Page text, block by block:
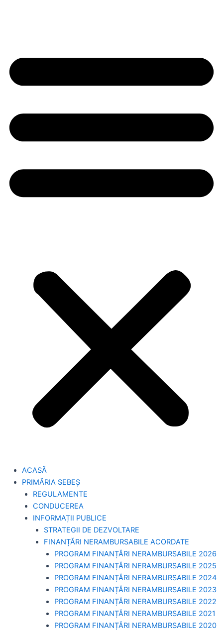
ACASĂ
PRIMĂRIA SEBEȘ
REGULAMENTE
CONDUCEREA
INFORMAȚII PUBLICE
STRATEGII DE DEZVOLTARE
FINANȚĂRI NERAMBURSABILE ACORDATE
PROGRAM FINANȚĂRI NERAMBURSABILE 2026
PROGRAM FINANȚĂRI NERAMBURSABILE 2025
PROGRAM FINANȚĂRI NERAMBURSABILE 2024
PROGRAM FINANȚĂRI NERAMBURSABILE 2023
PROGRAM FINANȚĂRI NERAMBURSABILE 2022
PROGRAM FINANȚĂRI NERAMBURSABILE 2021
PROGRAM FINANȚĂRI NERAMBURSABILE 2020